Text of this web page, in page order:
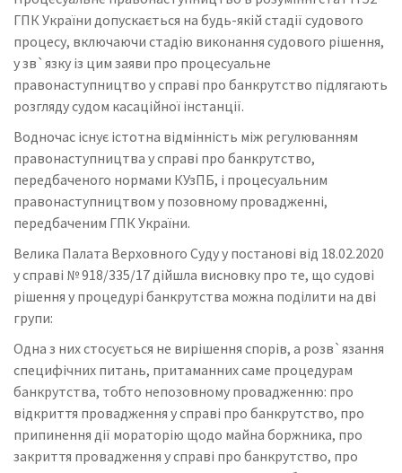
ГПК України допускається на будь-якій стадії судового
процесу, включаючи стадію виконання судового рішення,
у зв`язку із цим заяви про процесуальне
правонаступництво у справі про банкрутство підлягають
розгляду судом касаційної інстанції.
Водночас існує істотна відмінність між регулюванням
правонаступництва у справі про банкрутство,
передбаченого нормами КУзПБ, і процесуальним
правонаступництвом у позовному провадженні,
передбаченим ГПК України.
Велика Палата Верховного Суду у постанові від 18.02.2020
у справі № 918/335/17 дійшла висновку про те, що судові
рішення у процедурі банкрутства можна поділити на дві
групи:
Одна з них стосується не вирішення спорів, а розв`язання
специфічних питань, притаманних саме процедурам
банкрутства, тобто непозовному провадженню: про
відкриття провадження у справі про банкрутство, про
припинення дії мораторію щодо майна боржника, про
закриття провадження у справі про банкрутство, про